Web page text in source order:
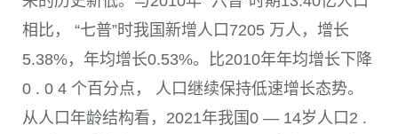
相比， “七普”时我国新增人口 7205 万人，增长
5.38%，年均增长0.53%。比2010年年均增长下降
0 . 0 4 个百分点， 人口继续保持低速增长态势。
从人口年龄结构看， 2021年我国0 — 14岁人口 2 .